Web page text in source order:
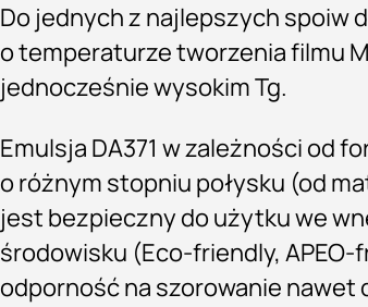
Do jednych z najlepszych spoiw
o temperaturze tworzenia filmu
jednocześnie wysokim Tg.
Emulsja DA371 w zależności od
o różnym stopniu połysku (od
jest bezpieczny do użytku we
środowisku (Eco-friendly, APEO-
odporność na szorowanie nawet